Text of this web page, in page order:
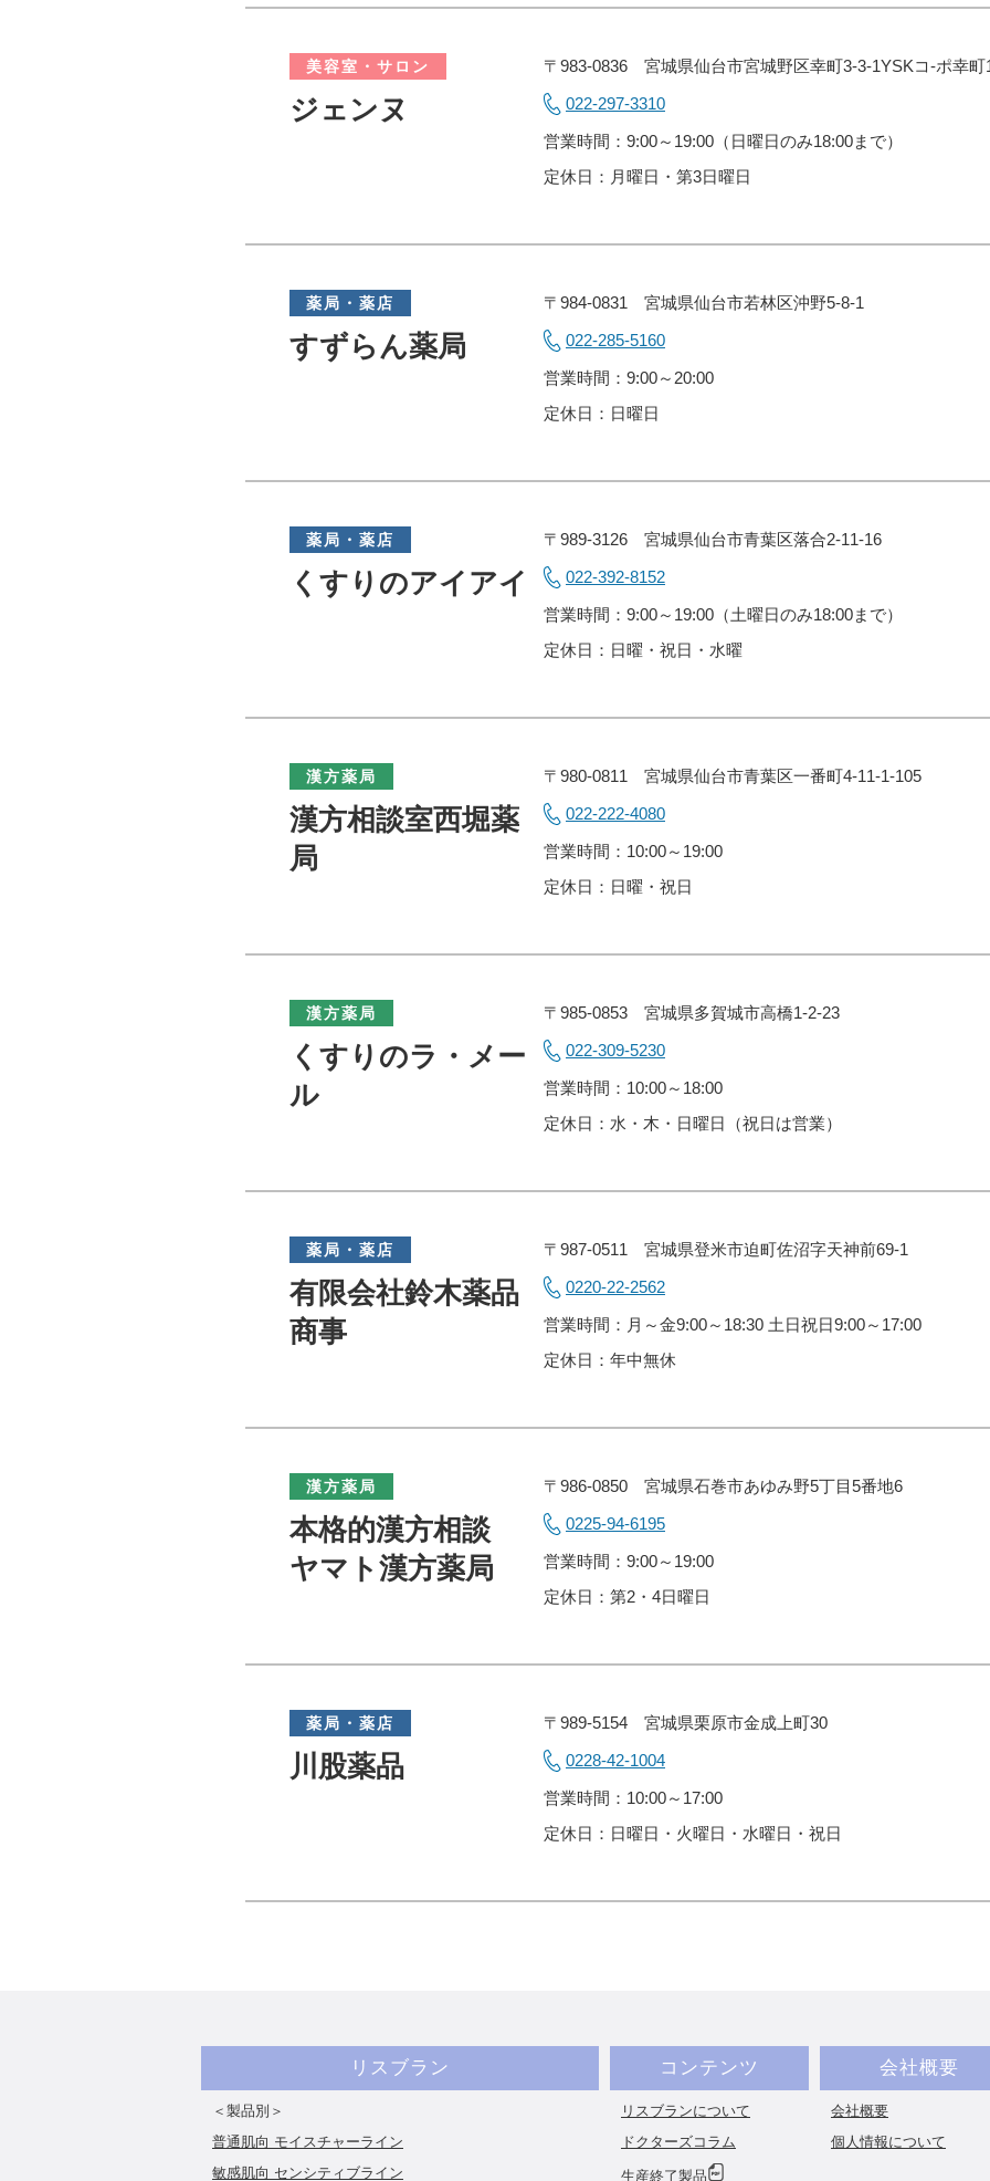
美容室・サロン
ジェンヌ
〒983-0836 宮城県仙台市宮城野区幸町3-3-1YSKコ-ポ幸町
022-297-3310
営業時間：9:00～19:00（日曜日のみ18:00まで）
定休日：月曜日・第3日曜日
薬局・薬店
すずらん薬局
〒984-0831 宮城県仙台市若林区沖野5-8-1
022-285-5160
営業時間：9:00～20:00
定休日：日曜日
薬局・薬店
くすりのアイアイ
〒989-3126 宮城県仙台市青葉区落合2-11-16
022-392-8152
営業時間：9:00～19:00（土曜日のみ18:00まで）
定休日：日曜・祝日・水曜
漢方薬局
漢方相談室西堀薬
局
〒980-0811 宮城県仙台市青葉区一番町4-11-1-105
022-222-4080
営業時間：10:00～19:00
定休日：日曜・祝日
漢方薬局
くすりのラ・メー
ル
〒985-0853 宮城県多賀城市高橋1-2-23
022-309-5230
営業時間：10:00～18:00
定休日：水・木・日曜日（祝日は営業）
薬局・薬店
有限会社鈴木薬品
商事
〒987-0511 宮城県登米市迫町佐沼字天神前69-1
0220-22-2562
営業時間：月～金9:00～18:30 土日祝日9:00～17:00
定休日：年中無休
漢方薬局
本格的漢方相談
ヤマト漢方薬局
〒986-0850 宮城県石巻市あゆみ野5丁目5番地6
0225-94-6195
営業時間：9:00～19:00
定休日：第2・4日曜日
薬局・薬店
川股薬品
〒989-5154 宮城県栗原市金成上町30
0228-42-1004
営業時間：10:00～17:00
定休日：日曜日・火曜日・水曜日・祝日
リスブラン
＜製品別＞
普通肌向 モイスチャーライン
敏感肌向 センシティブライン
コンテンツ
リスブランについて
ドクターズコラム
生産終了製品
会社概要
会社概要
個人情報について